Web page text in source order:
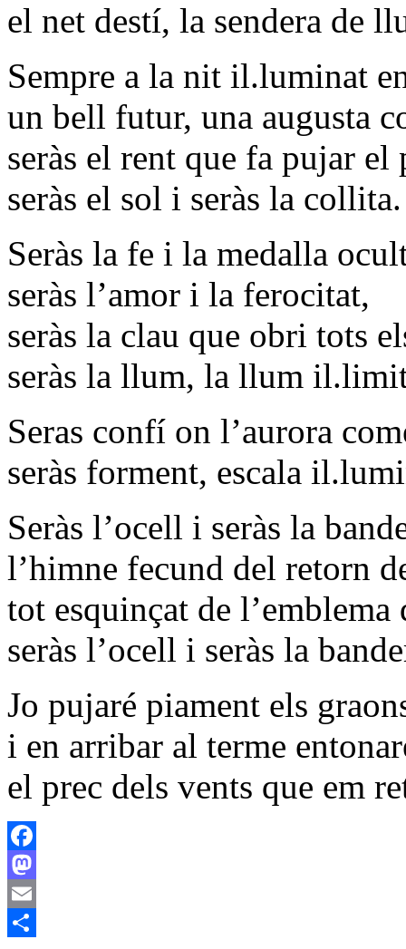
el net destí, la sendera de
Sempre a la nit il.luminat
un bell futur, una augusta
seràs el rent que fa pujar el
seràs el sol i seràs la collita.
Seràs la fe i la medalla
seràs l’amor i la ferocitat,
seràs la clau que obri tots
seràs la llum, la llum
Seras confí on l’aurora
seràs forment, escala
Seràs l’ocell i seràs la
l’himne fecund del retorn
tot esquinçat de l’emblema
seràs l’ocell i seràs la
Jo pujaré piament els
i en arribar al terme
el prec dels vents que em
Facebook
Mastodon
Email